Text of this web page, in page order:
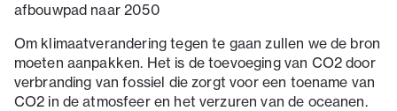
afbouwpad naar 2050
Om klimaatverandering tegen te gaan zullen we de bron
moeten aanpakken. Het is de toevoeging van CO2 door
verbranding van fossiel die zorgt voor een toename van
CO2 in de atmosfeer en het verzuren van de oceanen.